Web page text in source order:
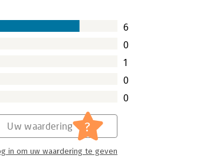
6
0
1
0
0
Uw waardering ?
in om uw waardering te geven